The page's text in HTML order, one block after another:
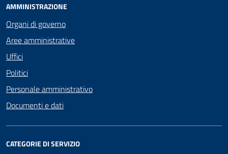
AMMINISTRAZIONE
Organi di governo
Aree amministrative
Uffici
Politici
Personale amministrativo
Documenti e dati
CATEGORIE DI SERVIZIO